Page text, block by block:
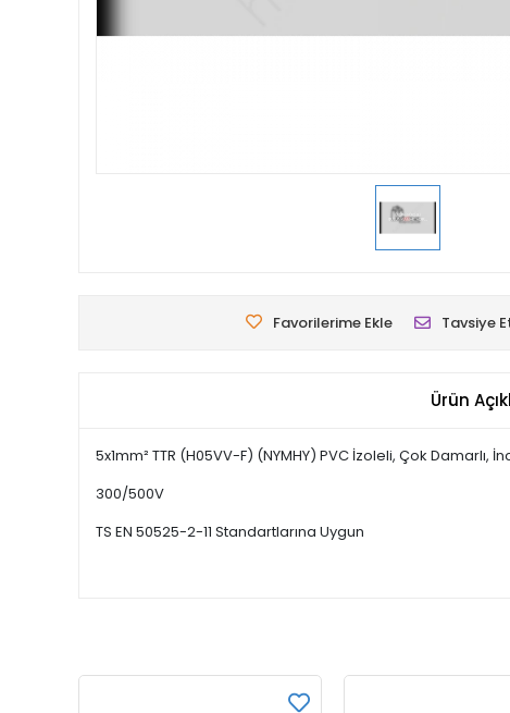
Favorilerime Ekle Tavsiye
Ürün
5x1mm² TTR (H05VV-F) (NYMHY) PVC İzoleli, Çok Damarlı,
300/500V
TS EN 50525-2-11 Standartlarına Uygun